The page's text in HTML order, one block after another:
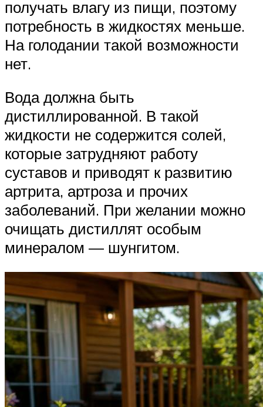
получать влагу из пищи, поэтому
потребность в жидкостях меньше.
На голодании такой возможности
нет.
Вода должна быть
дистиллированной. В такой
жидкости не содержится солей,
которые затрудняют работу
суставов и приводят к развитию
артрита, артроза и прочих
заболеваний. При желании можно
очищать дистиллят особым
минералом — шунгитом.